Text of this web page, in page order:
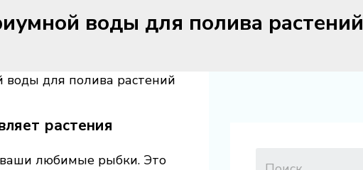
воды для полива растений
воды для полива растений
растения
ваши любимые рыбки. Это